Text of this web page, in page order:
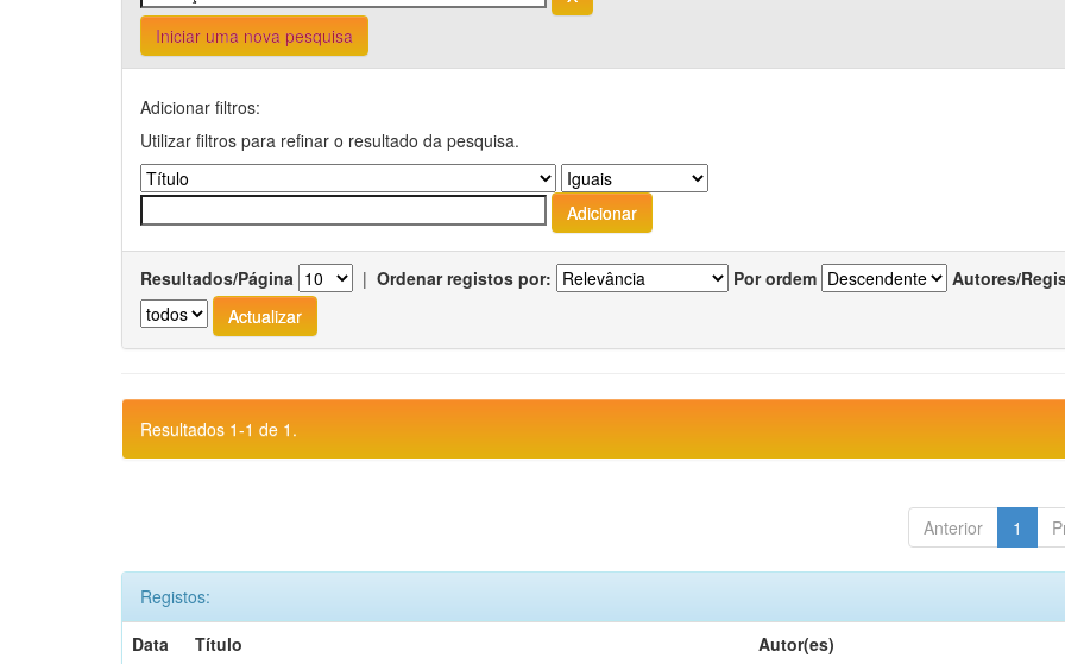
Iniciar uma nova pesquisa
Adicionar filtros:
Utilizar filtros para refinar o resultado da pesquisa.
Resultados/Página | Ordenar registos por: Por ordem Autores/
Resultados 1-1 de 1.
Anterior 1
Registos:
Data
Título Autor(es)